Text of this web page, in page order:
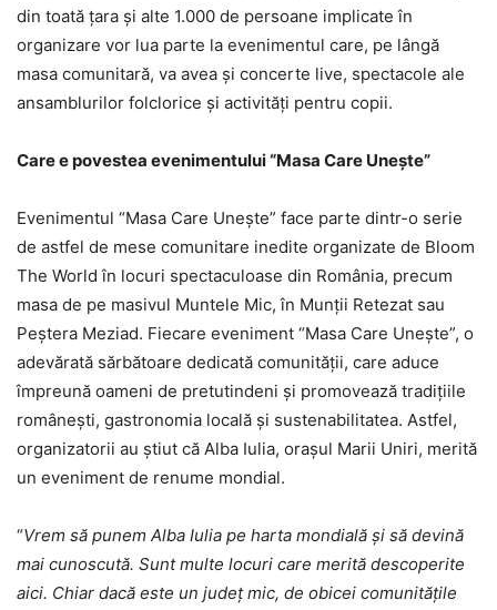
din toată țara și alte 1.000 de persoane implicate în
organizare vor lua parte la evenimentul care, pe lângă
masa comunitară, va avea și concerte live, spectacole ale
ansamblurilor folclorice și activități pentru copii.
Care e povestea evenimentului“Masa Care Unește”
Evenimentul “Masa Care Unește” face parte dintr-o serie
de astfel de mese comunitare inedite organizate de Bloom
The World în locuri spectaculoase din România, precum
masa de pe masivul Muntele Mic, în Munții Retezat sau
Peștera Meziad. Fiecare eveniment “Masa Care Unește”, o
adevărată sărbătoare dedicată comunității, care aduce
împreună oameni de pretutindeni și promovează tradițiile
românești, gastronomia locală și sustenabilitatea. Astfel,
organizatorii au știut că Alba Iulia, orașul Marii Uniri, merită
un eveniment de renume mondial.
“Vrem să punem Alba Iulia pe harta mondială și să devină
mai cunoscută. Sunt multe locuri care merită descoperite
aici. Chiar dacă este un județ mic, de obicei comunitățile